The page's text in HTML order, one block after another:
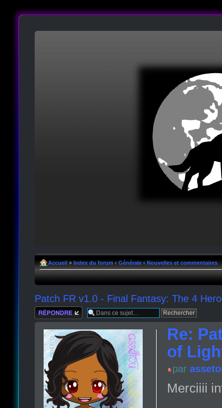
Accueil » Index du forum ‹ Générale ‹ Nouvelles et commentaires
Patch FR v1.0 - Final Fantasy: The 4
Répondre
Re:
of
par
Merciiii